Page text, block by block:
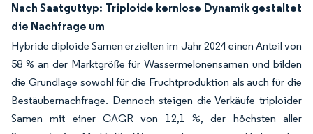
Nach Saatguttyp: Triploide kernlose Dynamik gestaltet
die Nachfrage um
Hybride diploide Samen erzielten im Jahr 2024 einen Anteil von
58 % an der Marktgröße für Wassermelonensamen und bilden
die Grundlage sowohl für die Fruchtproduktion als auch für die
Bestäubernachfrage. Dennoch steigen die Verkäufe triploider
Samen mit einer CAGR von 12,1 %, der höchsten aller